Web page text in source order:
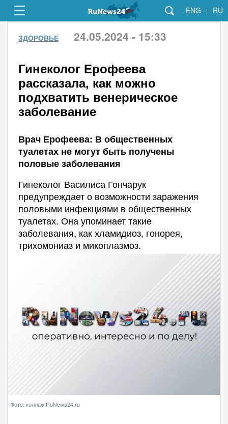
ENG | RU
ЗДОРОВЬЕ 24.05.2024 - 15:33
Гинеколог Ерофеева
рассказала, как можно
подхватить венерическое
заболевание
Врач Ерофеева: В общественных
туалетах не могут быть получены
половые заболевания
Гинеколог Василиса Гончарук
предупреждает о возможности заражения
половыми инфекциями в общественных
туалетах. Она упоминает такие
заболевания, как хламидиоз, гонорея,
трихомониаз и микоплазмоз.
Фото: коллаж RuNews24.ru